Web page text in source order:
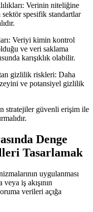
Verinin niteliğine
spesifik standartlar
Veriyi kimin kontrol
ve veri saklama
karışıklık olabilir.
gizlilik riskleri: Daha
ve potansiyel gizlilik
stratejiler güvenli erişim ile
Denge
Tasarlamak
uygulanması
veya iş akışının
verileri açığa